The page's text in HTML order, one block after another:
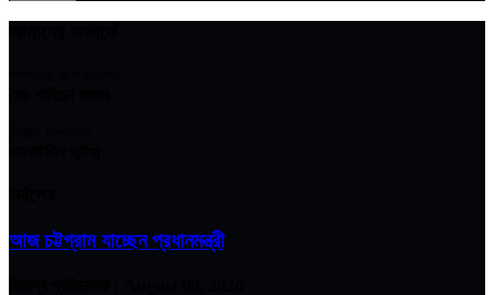
আজ চট্টগ্রাম যাচ্ছেন প্রধানমন্ত্রী